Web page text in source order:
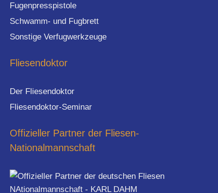
Fugenpresspistole
Schwamm- und Fugbrett
Sonstige Verfugwerkzeuge
Fliesendoktor
Der Fliesendoktor
Fliesendoktor-Seminar
Offizieller Partner der Fliesen-
Nationalmannschaft